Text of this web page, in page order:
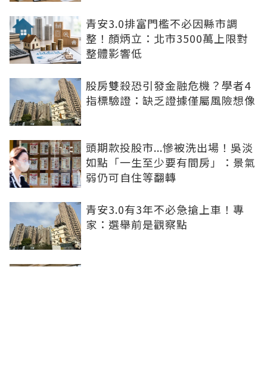
青安3.0排富門檻不必因縣市調
整！顏炳立：北市3500萬上限對
整體影響低
股房雙殺恐引發金融危機？學者4
指標驗證：缺乏證據僅屬風險想像
頭期款投股市...慘被洗出場！吳淡
如點「一生至少要有間房」：景氣
弱仍可自住等翻轉
青安3.0有3年不必急搶上車！專
家：選舉前是觀察點